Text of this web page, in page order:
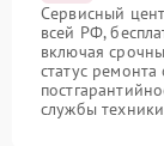
Сервисный
всей РФ,
включая
статус ремонта
службы техники